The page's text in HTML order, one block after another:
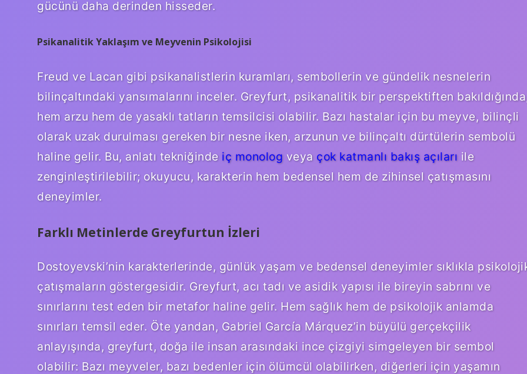
gücünü daha derinden hisseder.
Psikanalitik Yaklaşım ve Meyvenin Psikolojisi
Freud ve Lacan gibi psikanalistlerin kuramları, sembollerin ve gündelik nesnelerin
bilinçaltındaki yansımalarını inceler. Greyfurt, psikanalitik bir perspektiften
hem arzu hem de yasaklı tatların temsilcisi olabilir. Bazı hastalar için bu meyve, bilinçli
olarak uzak durulması gereken bir nesne iken, arzunun ve bilinçaltı dürtülerin sembolü
haline gelir. Bu, anlatı tekniğinde iç monolog veya çok katmanlı bakış açıları ile
zenginleştirilebilir; okuyucu, karakterin hem bedensel hem de zihinsel çatışmasını
deneyimler.
Farklı Metinlerde Greyfurtun İzleri
Dostoyevski’nin karakterlerinde, günlük yaşam ve bedensel deneyimler sıklıkla
çatışmaların göstergesidir. Greyfurt, acı tadı ve asidik yapısı ile bireyin sabrını ve
sınırlarını test eden bir metafor haline gelir. Hem sağlık hem de psikolojik anlamda
sınırları temsil eder. Öte yandan, Gabriel García Márquez’in büyülü gerçekçilik
anlayışında, greyfurt, doğa ile insan arasındaki ince çizgiyi simgeleyen bir sembol
olabilir: Bazı meyveler, bazı bedenler için ölümcül olabilirken, diğerleri için yaşamın